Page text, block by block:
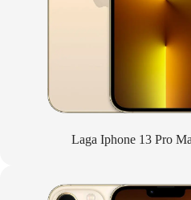
Laga Iphone 13 Pro